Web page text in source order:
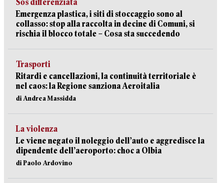
Sos differenziata
Emergenza plastica, i siti di stoccaggio sono al
collasso: stop alla raccolta in decine di Comuni, si
rischia il blocco totale – Cosa sta succedendo
Trasporti
Ritardi e cancellazioni, la continuità territoriale è
nel caos: la Regione sanziona Aeroitalia
di Andrea Massidda
La violenza
Le viene negato il noleggio dell’auto e aggredisce la
dipendente dell’aeroporto: choc a Olbia
di Paolo Ardovino